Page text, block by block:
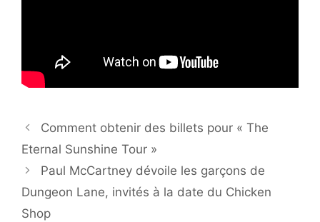
Comment obtenir des billets pour « The
Eternal Sunshine Tour »
Paul McCartney dévoile les garçons de
Dungeon Lane, invités à la date du Chicken
Shop